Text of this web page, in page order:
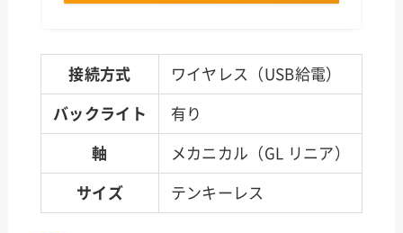
接続方式 ワイヤレス（USB給電）
バックライト 有り
軸 メカニカル（GL リニア）
サイズ テンキーレス